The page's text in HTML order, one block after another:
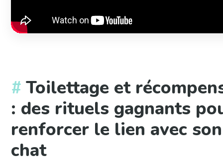
Toilettage et
: des rituels gagnants
renforcer le lien avec son
chat